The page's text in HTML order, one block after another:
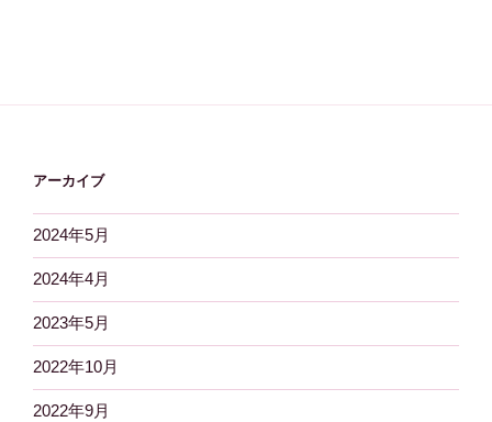
アーカイブ
2024年5月
2024年4月
2023年5月
2022年10月
2022年9月